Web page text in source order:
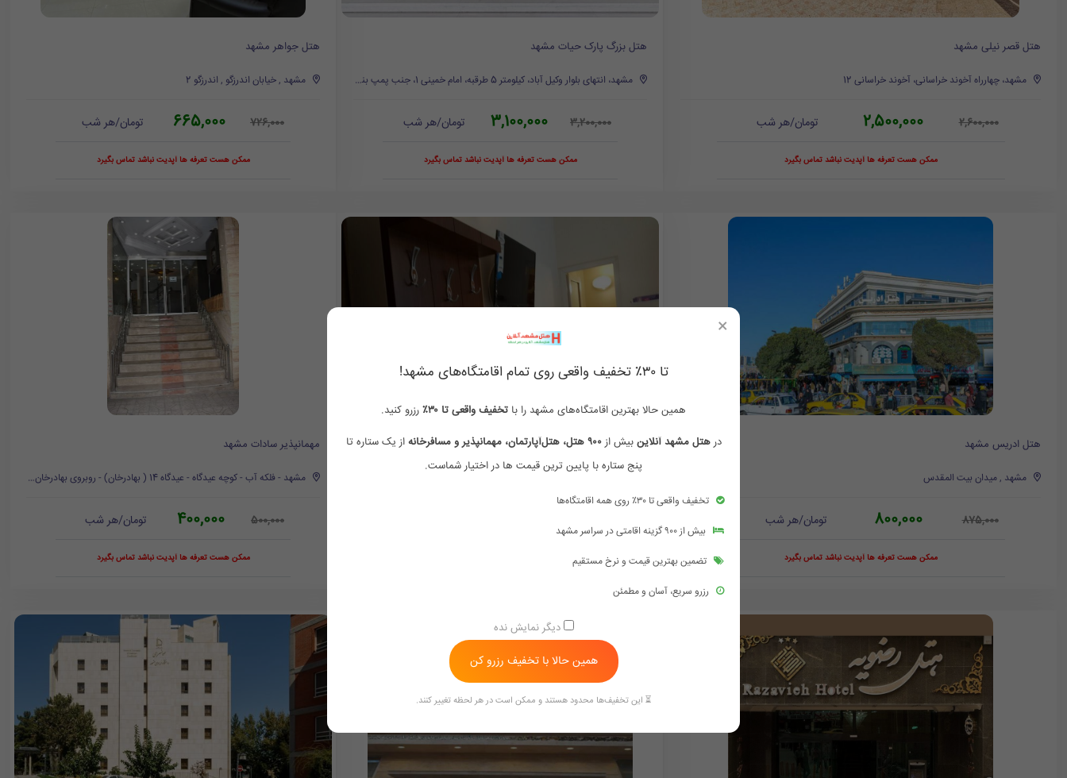
هتل قصر نیلی مشهد
مشهد، چهارراه آخوند خراسانی، آخوند خراسانی 12
2,600,000
2,500,000 تومان/هر شب
ممکن هست تعرفه ها آپدیت نباشد تماس بگیرد
هتل بزرگ پارک حیات مشهد
مشهد، انتهای بلوار وکیل آباد، کیلومتر 5 طرقبه، امام خمینی 1، جنب پمپ بنزین گلستان
3,200,000
3,100,000 تومان/هر شب
ممکن هست تعرفه ها آپدیت نباشد تماس بگیرد
هتل جواهر مشهد
مشهد , خیابان اندرزگو , اندرزگو 2
726,000
665,000 تومان/هر شب
ممکن هست تعرفه ها آپدیت نباشد تماس بگیرد
هتل ادریس مشهد
مشهد , میدان بیت المقدس
875,000
800,000 تومان/هر شب
ممکن هست تعرفه ها آپدیت نباشد تماس بگیرد
مهمانپذیر شکرریز مشهد
ممکن هست تعرفه ها آپدیت نباشد تماس بگیرد
مهمانپذیر سادات مشهد
مشهد - فلکه آب - کوچه عیدگاه - عیدگاه 14 ( بهادرخان) - روبروی بهادرخان 3 - پلاک 193
500,000
400,000 تومان/هر شب
ممکن هست تعرفه ها آپدیت نباشد تماس بگیرد
×
تا ۳۰٪ تخفیف واقعی روی تمام اقامتگاه‌های مشهد!
همین حالا بهترین اقامتگاه‌های مشهد را با تخفیف واقعی تا ۳۰٪
رزرو کنید.
درهتل مشهد آنلاین بیش از۹۰۰ هتل، هتل‌آپارتمان، مهمانپذیر و مسافرخانه
از یک ستاره تا
پنج ستاره با پایین ترین قیمت ها در اختیار شماست.
تخفیف واقعی تا ۳۰٪ روی همه اقامتگاه‌ها
بیش از ۹۰۰ گزینه اقامتی در سراسر مشهد
تضمین بهترین قیمت و نرخ مستقیم
رزرو سریع، آسان و مطمئن
دیگر نمایش نده
همین حالا با تخفیف رزرو کن
⏳ این تخفیف‌ها محدود هستند و ممکن است در هر لحظه تغییر کنند.